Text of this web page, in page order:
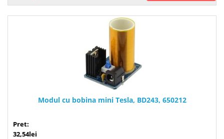
Modul cu bobina mini Tesla, BD243, 650212
Pret:
32,54lei